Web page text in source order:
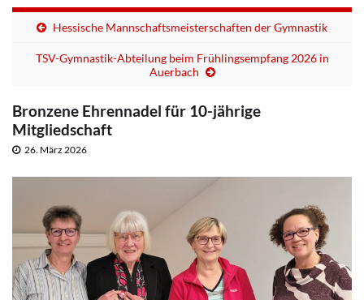
Hessische Mannschaftsmeisterschaften der Gymnastik
TSV-Gymnastik-Abteilung beim Frühlingsempfang 2026 in
Auerbach
Bronzene Ehrennadel für 10-jährige
Mitgliedschaft
26. März 2026